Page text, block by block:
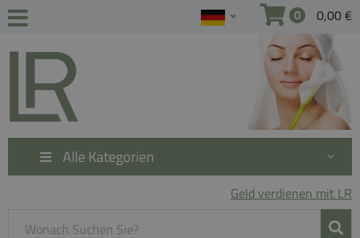
0 0,00 €
Alle Kategorien
Geld verdienen mit LR